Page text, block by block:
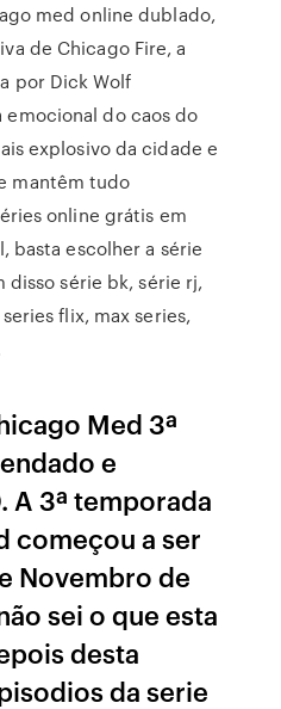
med online dublado,
de Chicago Fire, a
por Dick Wolf
emocional do caos do
explosivo da cidade e
mantêm tudo
online grátis em
basta escolher a série
disso série bk, série rj,
flix, max series,
Med 3ª
e
A 3ª temporada
começou a ser
Novembro de
sei o que esta
desta
da serie